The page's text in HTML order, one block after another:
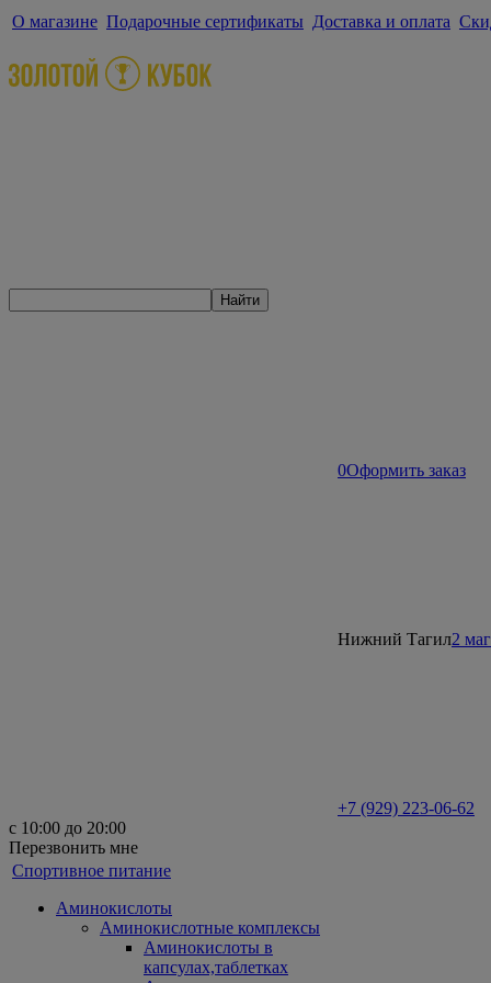
О магазине Подарочные сертификаты Доставка и оплата
Найти
0Оформить заказ
Нижний Тагил2
+7 (929) 223-06-62
с 10:00 до 20:00
Перезвонить мне
Спортивное питание
Аминокислоты
Аминокислотные комплексы
Аминокислоты в
капсулах,таблетках